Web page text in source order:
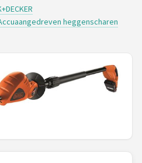
Accuaangedreven heggenscharen